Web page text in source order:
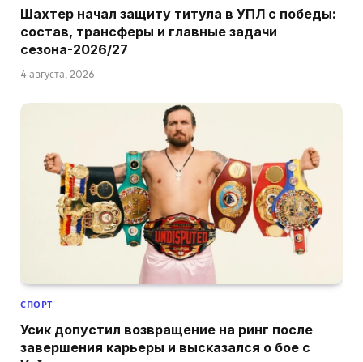
Шахтер начал защиту титула в УПЛ с победы:
состав, трансферы и главные задачи
сезона-2026/27
4 августа, 2026
СПОРТ
Усик допустил возвращение на ринг после
завершения карьеры и высказался о бое с